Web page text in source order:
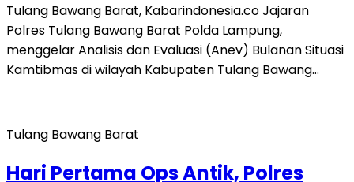
Tulang Bawang Barat, Kabarindonesia.co Jajaran
Polres Tulang Bawang Barat Polda Lampung,
menggelar Analisis dan Evaluasi (Anev) Bulanan Situasi
Kamtibmas di wilayah Kabupaten Tulang Bawang…
Tulang Bawang Barat
Hari Pertama Ops Antik, Polres